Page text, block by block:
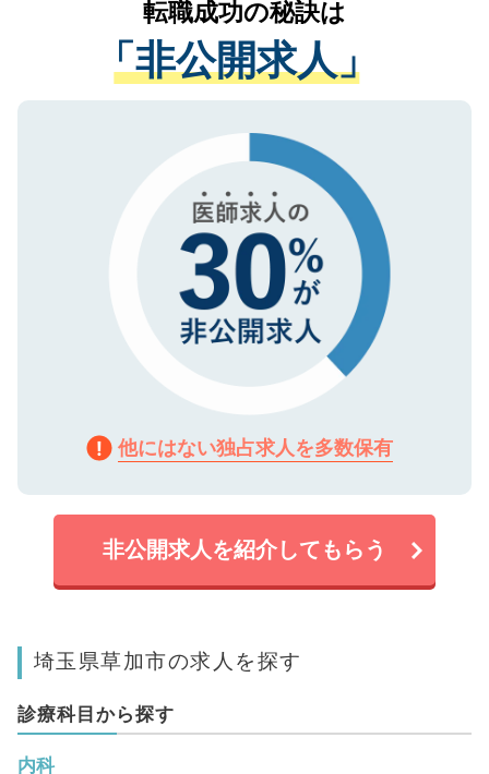
は、個人情報の取り扱いについての厳密な
管理基準を満たした事業者のみに付与され
る、プライバシーマークを取得済みです。
で、機密保持に関してもご安心ください。
経験をまじえながら、適切なアドバイスを
させていただきます。すぐにご転職をされ
ない方には、長期的なサポートが可能です
ので、まずはご登録ください。
転職成功の秘訣は
「非公開求人」
他にはない独占求人を多数保有
非公開求人を紹介してもらう
埼玉県草加市の求人を探す
診療科目から探す
内科